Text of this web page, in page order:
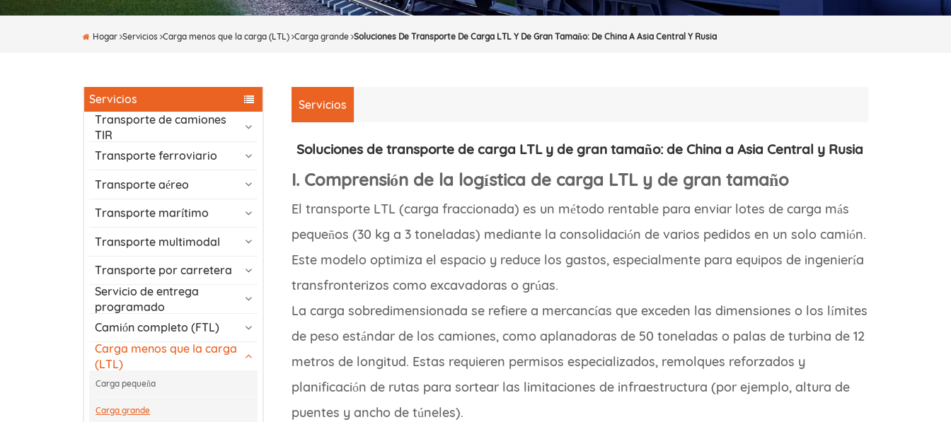
Hogar Servicios Carga menos que la carga (LTL) Carga grande Soluciones De Transporte De Carga LTL Y De Gran Tamaño: De China A Asia Central Y Rusia
Servicios
Transporte de camiones
TIR
Transporte ferroviario
Transporte aéreo
Transporte marítimo
Transporte multimodal
Transporte por carretera
Servicio de entrega
programado
Camión completo (FTL)
Carga menos que la carga
(LTL)
Carga pequeña
Carga grande
Servicios
Soluciones de transporte de carga LTL y de gran tamaño: de China a Asia Central y Rusia
I. Comprensión de la logística de carga LTL y de gran tamaño
El transporte LTL (carga fraccionada) es un método rentable para enviar lotes de carga más
pequeños (30 kg a 3 toneladas) mediante la consolidación de varios pedidos en un solo camión.
Este modelo optimiza el espacio y reduce los gastos, especialmente para equipos de ingeniería
transfronterizos como excavadoras o grúas.
La carga sobredimensionada se refiere a mercancías que exceden las dimensiones o los límites
de peso estándar de los camiones, como aplanadoras de 50 toneladas o palas de turbina de 12
metros de longitud. Estas requieren permisos especializados, remolques reforzados y
planificación de rutas para sortear las limitaciones de infraestructura (por ejemplo, altura de
puentes y ancho de túneles).